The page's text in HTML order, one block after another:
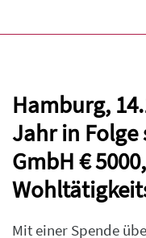
Hamburg,
Jahr in Folge
GmbH €
Mit einer Spende